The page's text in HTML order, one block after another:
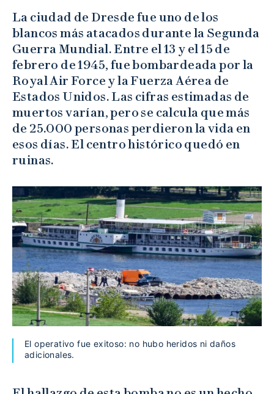
La ciudad de Dresde fue uno de los
blancos más atacados durante la Segunda
Guerra Mundial. Entre el 13 y el 15 de
febrero de 1945, fue bombardeada por la
Royal Air Force y la Fuerza Aérea de
Estados Unidos. Las cifras estimadas de
muertos varían, pero se calcula que más
de 25.000 personas perdieron la vida en
esos días. El centro histórico quedó en
ruinas.
El operativo fue exitoso: no hubo heridos ni daños
adicionales.